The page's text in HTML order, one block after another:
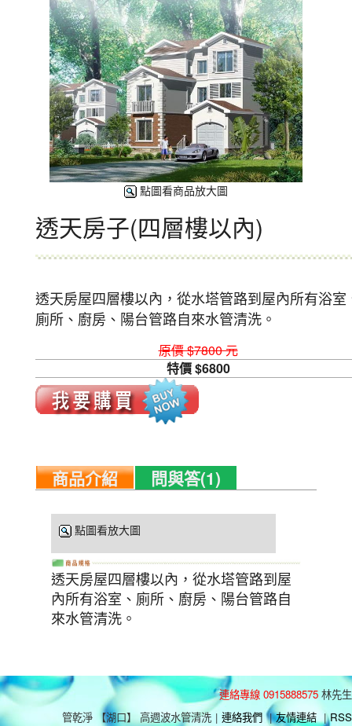
點圖看商品放大圖
透天房子(四層樓以內)
透天房屋四層樓以內，從水塔管路到屋內所有浴室
廁所、廚房、陽台管路自來水管清洗。
原價 $7800 元
特價 $6800
商品介紹 問與答(1)
點圖看放大圖
透天房屋四層樓以內，從水塔管路到屋
內所有浴室、廁所、廚房、陽台管路自
來水管清洗。
連絡專線 0915888575 林先生
管乾淨 【湖口】 高週波水管清洗 | 連絡我們 | 友情連結 | RSS